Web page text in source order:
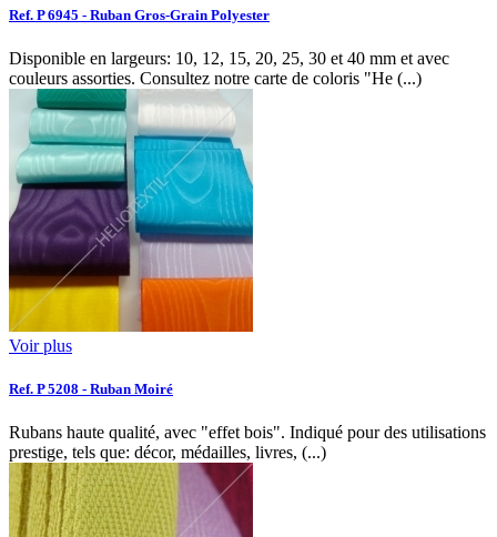
Ref. P 6945 - Ruban Gros-Grain Polyester
Disponible en largeurs: 10, 12, 15, 20, 25, 30 et 40 mm et avec
couleurs assorties. Consultez notre carte de coloris "He (...)
Voir plus
Ref. P 5208 - Ruban Moiré
Rubans haute qualité, avec "effet bois". Indiqué pour des utilisations
prestige, tels que: décor, médailles, livres, (...)